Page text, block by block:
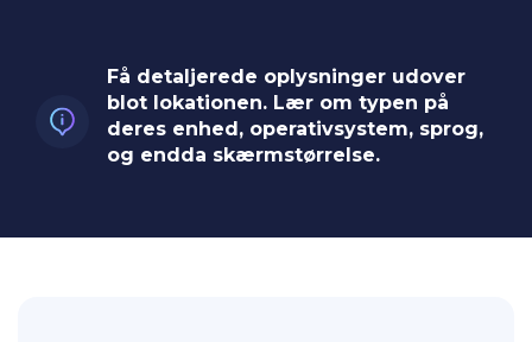
Få detaljerede oplysninger udover
blot lokationen. Lær om typen på
deres enhed, operativsystem, sprog,
og endda skærmstørrelse.